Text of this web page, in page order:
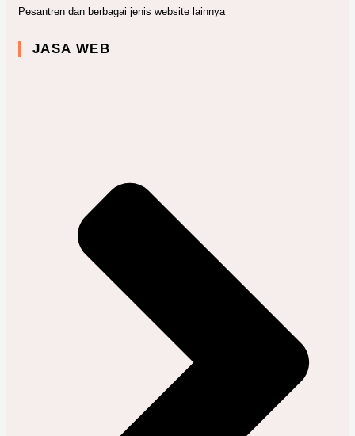
Pesantren dan berbagai jenis website lainnya
JASA WEB